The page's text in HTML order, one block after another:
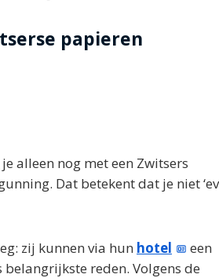
papieren
alleen nog met een Zwitsers
Dat betekent dat je niet
zij kunnen via hun hotel
een
reden. Volgens de